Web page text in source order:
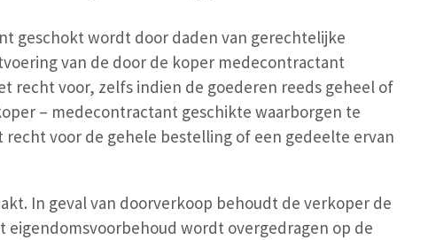
geschokt wordt door daden van gerechtelijke
van de door de koper medecontractant
recht voor, zelfs indien de goederen reeds geheel of
– medecontractant geschikte waarborgen te
voor de gehele bestelling of een gedeelte ervan
In geval van doorverkoop behoudt de verkoper de
wordt overgedragen op de